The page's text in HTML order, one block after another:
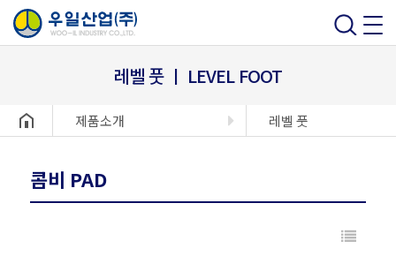
레벨 풋 ㅣ LEVEL FOOT
헤더설정 제품소개 레벨 풋
콤비 PAD